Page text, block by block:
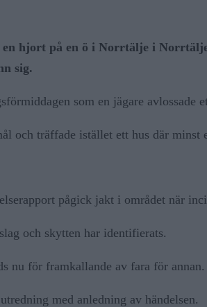
hjort på en ö i Norrtälje i
sig.
som en jägare
och träffade istället ett hus där minst
pågick jakt i området när
och skytten har identifierats.
nu för framkallande av fara för annan.
med anledning av händelsen.